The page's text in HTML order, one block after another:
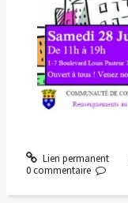
Lien permanent
0 commentaire